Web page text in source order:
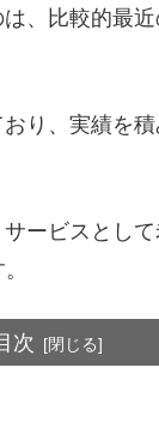
、比較的最
り、実績を
ービスとして
次